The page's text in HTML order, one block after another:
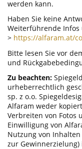
werden kann.
Haben Sie keine
Weiterführende Infos
> https://alfaram.at/
Bitte lesen Sie vor
und
Zu beachten:
urheberrechtlich
sp. z o.o.
Alfaram weder
Verbreiten von Fotos
Einwilligung von
Nutzung von
zur